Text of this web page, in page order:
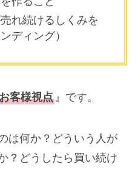
れ続けるしくみを
ディング）
客様視点』です。
は何か？どういう人が
？どうしたら買い続け